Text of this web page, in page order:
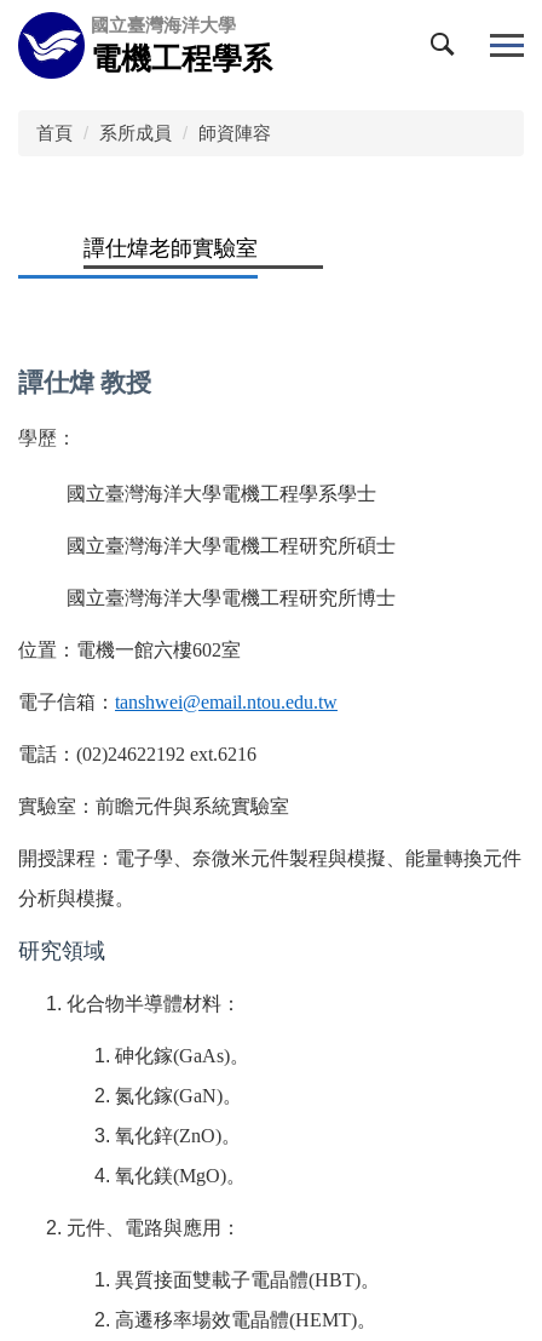
跳
到
主
國立臺灣海洋大學
電機工程學系
首頁 系所成員 師資陣容
譚仕煒老師實驗室
譚仕煒 教授
學歷：
國立臺灣海洋大學電機工程學系學士
國立臺灣海洋大學電機工程研究所碩士
國立臺灣海洋大學電機工程研究所博士
位置： 電機一館六樓602室
電子信箱： tanshwei@email.ntou.edu.tw
電話： (02)24622192 ext.6216
實驗室：前瞻元件與系統實驗室
開授課程：電子學、奈微米元件製程與模擬、能量轉換元件
分析與模擬。
研究領域
化合物半導體材料：
砷化鎵(GaAs)。
氮化鎵(GaN)。
氧化鋅(ZnO)。
氧化鎂(MgO)。
元件、電路與應用：
異質接面雙載子電晶體(HBT)。
高遷移率場效電晶體(HEMT)。